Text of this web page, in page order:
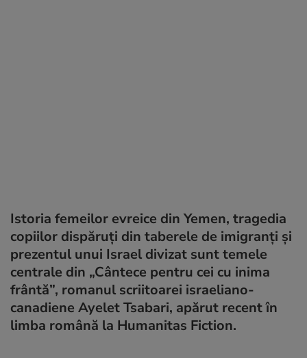
Istoria femeilor evreice din Yemen, tragedia
copiilor dispăruți din taberele de imigranți și
prezentul unui Israel divizat sunt temele
centrale din „Cântece pentru cei cu inima
frântă”, romanul scriitoarei israeliano-
canadiene Ayelet Tsabari, apărut recent în
limba română la Humanitas Fiction.